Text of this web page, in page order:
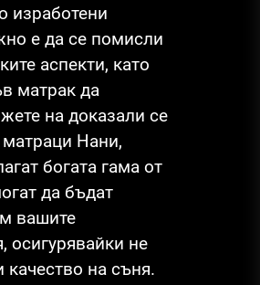
изработени
е да се помисли
аспекти, като
матрак да
на доказали се
Нани,
богата гама от
да бъдат
вашите
осигурявайки не
качество на съня.